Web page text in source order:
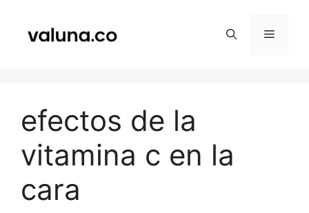
contenido
Menú
efectos de la
vitamina c en la
cara